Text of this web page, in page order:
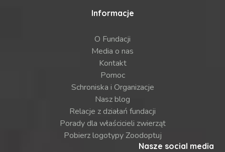
Informacje
O Fundacji
Media o nas
Kontakt
Pomoc
Schroniska i Organizacje
Nasz blog
Relacje z działań fundacji
Porady dla właścicieli zwierząt
Pobierz logotypy Zoodoptuj
Nasze social media